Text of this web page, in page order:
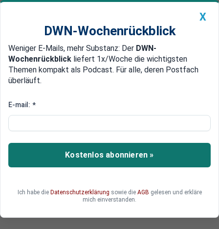
Newsticker MEIN DWN: Geldanlage Premium
Edelmetalle DWN-Magazin China
Erntebericht 2020: Ertrag
regionale Unterschiede
«Die Erträge sind im Bundesdurchschnitt besser
als erwartet, wenn auch leicht
Bundesagrarministerin Julia Klöckner (CDU) in
X
DWN-Wochenrückblick
Weniger E-Mails, mehr Substanz: Der DWN-
Wochenrückblick liefert 1x/Woche die wichtigsten
Themen kompakt als Podcast. Für alle, deren Postfach
überläuft.
E-mail: *
Kostenlos abonnieren »
Ich habe die Datenschutzerklärung sowie die AGB gelesen und erkläre
mich einverstanden.